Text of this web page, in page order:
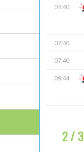
03:40
07:40
07:40
09:44
2 / 3